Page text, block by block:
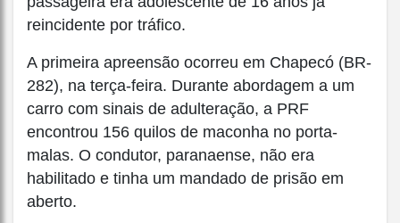
reincidente por tráfico.
A primeira apreensão ocorreu em Chapecó (BR-
282), na terça-feira. Durante abordagem a um
carro com sinais de adulteração, a PRF
encontrou 156 quilos de maconha no porta-
malas. O condutor, paranaense, não era
habilitado e tinha um mandado de prisão em
aberto.